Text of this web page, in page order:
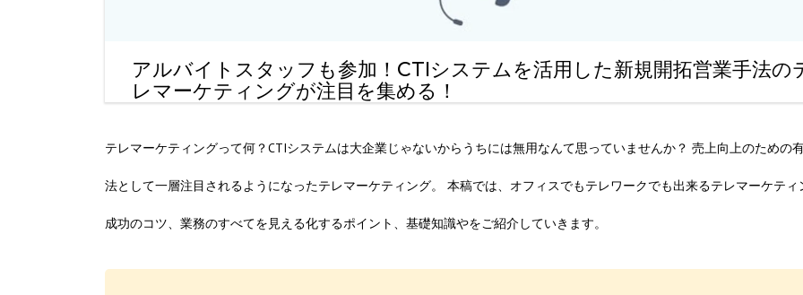
アルバイトスタッフも参加！CTIシステムを活用した新規開拓営業手法の
レマーケティングが注目を集める！
テレマーケティングって何？CTIシステムは大企業じゃないからうちには無用なんて思っていませんか？ 売上向上のための
法として一層注目されるようになったテレマーケティング。 本稿では、オフィスでもテレワークでも出来るテレマーケティ
成功のコツ、業務のすべてを見える化するポイント、基礎知識やをご紹介していきます。